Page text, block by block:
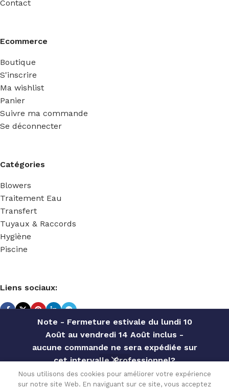
Note - Fermeture estivale du lundi 10
Août au vendredi 14 Août inclus -
aucune commande ne sera expédiée sur
cet intervalle. Professionnel?
Contactez notre service commercial
pour des offres personnalisées, des
Contact
Ecommerce
Boutique
S'inscrire
Ma wishlist
Panier
Suivre ma commande
Se déconnecter
Catégories
Blowers
Traitement Eau
Transfert
Tuyaux & Raccords
Hygiène
Piscine
Liens sociaux:
TECHNIDOSE 2022 Réalisé parACS INFORMATIQUE
Nous utilisons des cookies pour améliorer votre expérience
sur notre site Web. En naviguant sur ce site, vous acceptez
REDUCTION
FEMELLE
14.22€ En stock